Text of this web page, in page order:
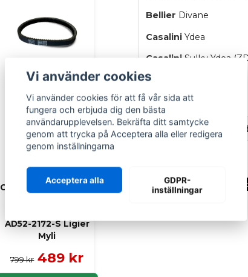
SCP
variatorrem Aixam
City Coupe Crossline
AD52-2172-S Ligier
Myli
799 kr 489 kr
Bellier Divane
Casalini Ydea
Casalini Sulky Ydea
Yttre längd: 859 mm
Ställ en fråga om
Fråga oss om
name
RELATERADE
Alla delar
Vi använder cookies
Vi använder cookies för att få vår sida att
fungera och erbjuda dig den bästa
användarupplevelsen. Bekräfta ditt samtycke
genom att trycka på Acceptera alla eller redigera
genom inställningarna
Acceptera alla
GDPR-
inställningar